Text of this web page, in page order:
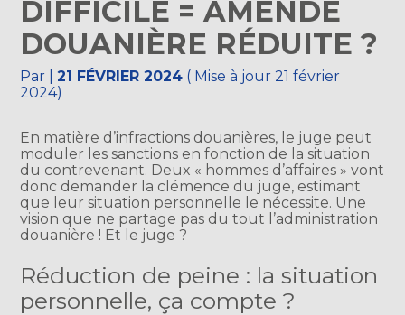
DIFFICILE = AMENDE
DOUANIÈRE RÉDUITE ?
Par |21 FÉVRIER 2024 ( Mise à jour 21 février
2024)
En matière d’infractions douanières, le juge peut
moduler les sanctions en fonction de la situation
du contrevenant. Deux « hommes d’affaires » vont
donc demander la clémence du juge, estimant
que leur situation personnelle le nécessite. Une
vision que ne partage pas du tout l’administration
douanière ! Et le juge ?
Réduction de peine : la situation
personnelle, ça compte ?